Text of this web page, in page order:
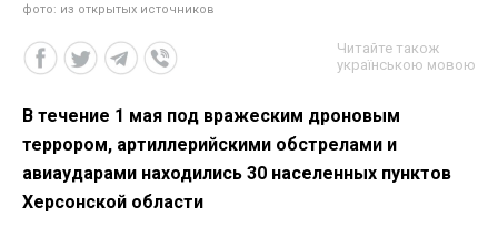
фото: из открытых источников
Читайте також
українською мовою
В течение 1 мая под вражеским дроновым
террором, артиллерийскими обстрелами и
авиаударами находились 30 населенных пунктов
Херсонской области